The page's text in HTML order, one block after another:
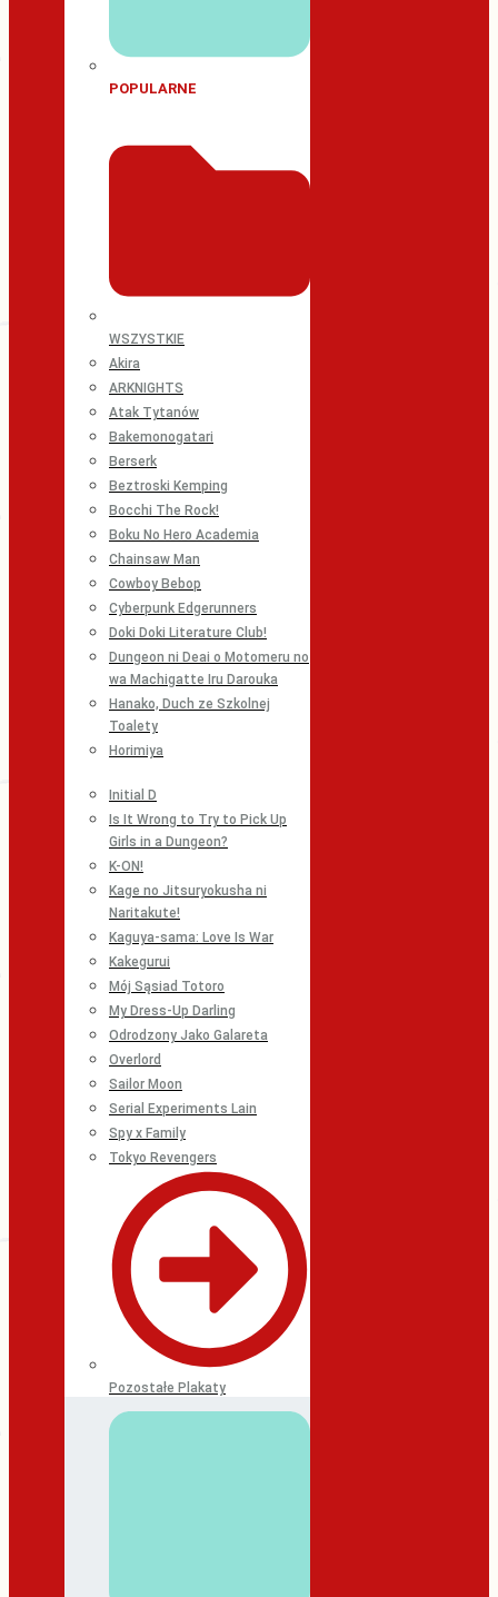
POPULARNE
WSZYSTKIE
Akira
ARKNIGHTS
Atak Tytanów
Bakemonogatari
Berserk
Beztroski Kemping
Bocchi The Rock!
Boku No Hero Academia
Chainsaw Man
Cowboy Bebop
Cyberpunk Edgerunners
Doki Doki Literature Club!
Dungeon ni Deai o Motomeru no
wa Machigatte Iru Darouka
Hanako, Duch ze Szkolnej
Toalety
Horimiya
Initial D
Is It Wrong to Try to Pick Up
Girls in a Dungeon?
K-ON!
Kage no Jitsuryokusha ni
Naritakute!
Kaguya-sama: Love Is War
Kakegurui
Mój Sąsiad Totoro
My Dress-Up Darling
Odrodzony Jako Galareta
Overlord
Sailor Moon
Serial Experiments Lain
Spy x Family
Tokyo Revengers
Pozostałe Plakaty